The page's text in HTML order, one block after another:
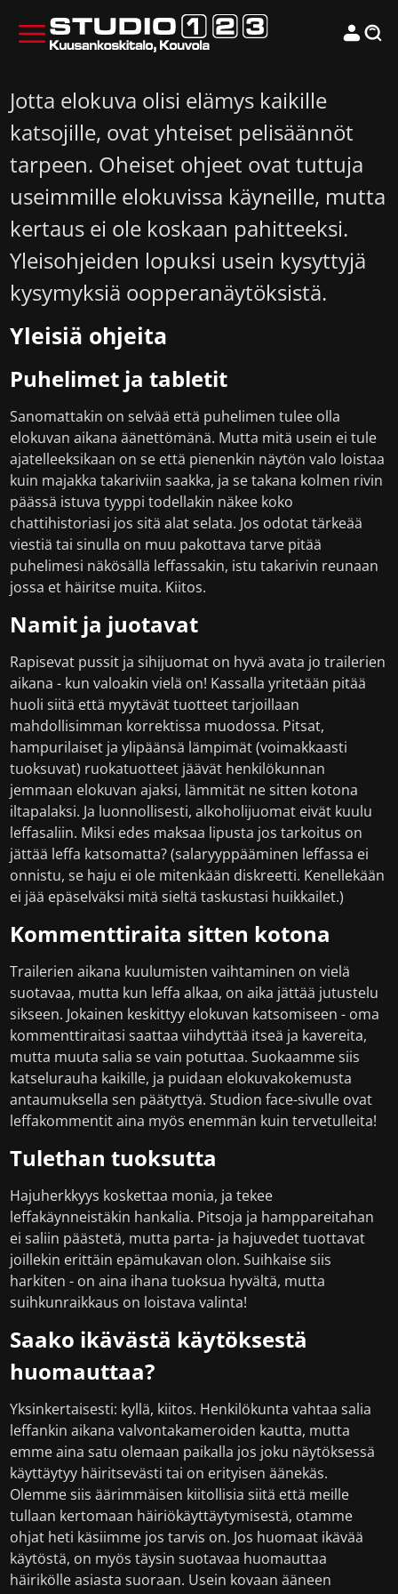
Jotta elokuva olisi elämys kaikille
katsojille, ovat yhteiset pelisäännöt
tarpeen. Oheiset ohjeet ovat tuttuja
useimmille elokuvissa käyneille, mutta
kertaus ei ole koskaan pahitteeksi.
Yleisohjeiden lopuksi usein kysyttyjä
kysymyksiä oopperanäytöksistä.
Yleisiä ohjeita
Puhelimet ja tabletit
Sanomattakin on selvää että puhelimen tulee olla
elokuvan aikana äänettömänä. Mutta mitä usein ei tule
ajatelleeksikaan on se että pienenkin näytön valo loistaa
kuin majakka takariviin saakka, ja se takana kolmen rivin
päässä istuva tyyppi todellakin näkee koko
chattihistoriasi jos sitä alat selata. Jos odotat tärkeää
viestiä tai sinulla on muu pakottava tarve pitää
puhelimesi näkösällä leffassakin, istu takarivin reunaan
jossa et häiritse muita. Kiitos.
Namit ja juotavat
Rapisevat pussit ja sihijuomat on hyvä avata jo trailerien
aikana - kun valoakin vielä on! Kassalla yritetään pitää
huoli siitä että myytävät tuotteet tarjoillaan
mahdollisimman korrektissa muodossa. Pitsat,
hampurilaiset ja ylipäänsä lämpimät (voimakkaasti
tuoksuvat) ruokatuotteet jäävät henkilökunnan
jemmaan elokuvan ajaksi, lämmität ne sitten kotona
iltapalaksi. Ja luonnollisesti, alkoholijuomat eivät kuulu
leffasaliin. Miksi edes maksaa lipusta jos tarkoitus on
jättää leffa katsomatta? (salaryyppääminen leffassa ei
onnistu, se haju ei ole mitenkään diskreetti. Kenellekään
ei jää epäselväksi mitä sieltä taskustasi huikkailet.)
Kommenttiraita sitten kotona
Trailerien aikana kuulumisten vaihtaminen on vielä
suotavaa, mutta kun leffa alkaa, on aika jättää jutustelu
sikseen. Jokainen keskittyy elokuvan katsomiseen - oma
kommenttiraitasi saattaa viihdyttää itseä ja kavereita,
mutta muuta salia se vain potuttaa. Suokaamme siis
katselurauha kaikille, ja puidaan elokuvakokemusta
antaumuksella sen päätyttyä. Studion face-sivulle ovat
leffakommentit aina myös enemmän kuin tervetulleita!
Tulethan tuoksutta
Hajuherkkyys koskettaa monia, ja tekee
leffakäynneistäkin hankalia. Pitsoja ja hamppareitahan
ei saliin päästetä, mutta parta- ja hajuvedet tuottavat
joillekin erittäin epämukavan olon. Suihkaise siis
harkiten - on aina ihana tuoksua hyvältä, mutta
suihkunraikkaus on loistava valinta!
Saako ikävästä käytöksestä
huomauttaa?
Yksinkertaisesti: kyllä, kiitos. Henkilökunta vahtaa salia
leffankin aikana valvontakameroiden kautta, mutta
emme aina satu olemaan paikalla jos joku näytöksessä
käyttäytyy häiritsevästi tai on erityisen äänekäs.
Olemme siis äärimmäisen kiitollisia siitä että meille
tullaan kertomaan häiriökäyttäytymisestä, otamme
ohjat heti käsiimme jos tarvis on. Jos huomaat ikävää
käytöstä, on myös täysin suotavaa huomauttaa
häirikölle asiasta suoraan. Usein kovaan ääneen